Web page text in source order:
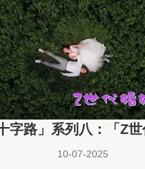
字路」系列八：「Z世
10-07-2025